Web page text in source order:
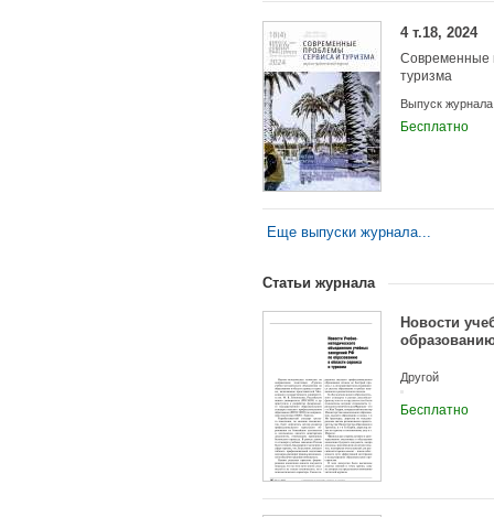
Учредители: 4 т.18, 2024
Современные
туризма
Выпуск журнала
Бесплатно
Еще выпуски журнала...
Статьи журнала
Новости
Другой
Бесплатно